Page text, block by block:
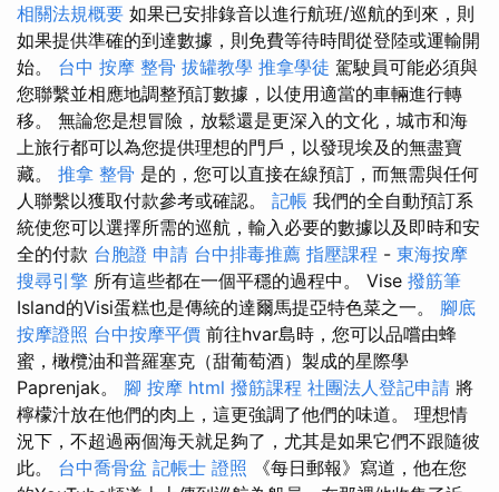
相關法規概要 如果已安排錄音以進行航班/巡航的到來，則
如果提供準確的到達數據，則免費等待時間從登陸或運輸開
始。 台中 按摩 整骨 拔罐教學 推拿學徒 駕駛員可能必須與
您聯繫並相應地調整預訂數據，以使用適當的車輛進行轉
移。 無論您是想冒險，放鬆還是更深入的文化，城市和海
上旅行都可以為您提供理想的門戶，以發現埃及的無盡寶
藏。 推拿 整骨 是的，您可以直接在線預訂，而無需與任何
人聯繫以獲取付款參考或確認。 記帳 我們的全自動預訂系
統使您可以選擇所需的巡航，輸入必要的數據以及即時和安
全的付款 台胞證 申請 台中排毒推薦 指壓課程 - 東海按摩
搜尋引擎 所有這些都在一個平穩的過程中。 Vise 撥筋筆
Island的Visi蛋糕也是傳統的達爾馬提亞特色菜之一。 腳底
按摩證照 台中按摩平價 前往hvar島時，您可以品嚐由蜂
蜜，橄欖油和普羅塞克（甜葡萄酒）製成的星際學
Paprenjak。 腳 按摩 html 撥筋課程 社團法人登記申請 將
檸檬汁放在他們的肉上，這更強調了他們的味道。 理想情
況下，不超過兩個海天就足夠了，尤其是如果它們不跟隨彼
此。 台中喬骨盆 記帳士 證照 《每日郵報》寫道，他在您